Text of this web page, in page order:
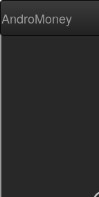
AndroMoney